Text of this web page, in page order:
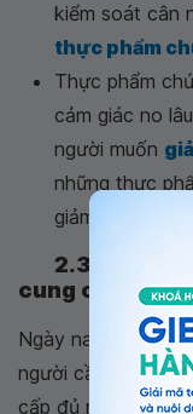
kiểm soát cân
thực phẩm
Thực phẩm
cảm giác no
người muốn
những thực
giảm lượng
2.3 Dinh
cung cấp năng
Ngày nay, cuộc
người cần phải bổ
cấp đủ năng